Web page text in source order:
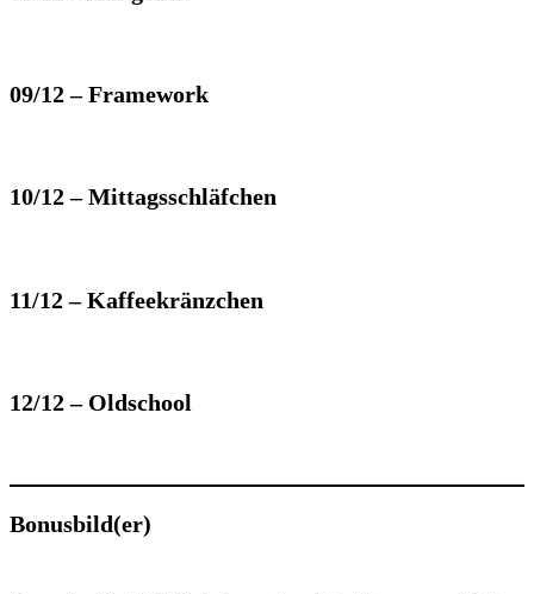
09/12 – Framework
10/12 – Mittagsschläfchen
11/12 – Kaffeekränzchen
12/12 – Oldschool
Bonusbild(er)